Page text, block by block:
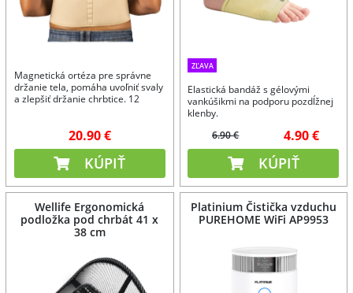
Magnetická ortéza pre správne
držanie tela, pomáha uvoľniť svaly
a zlepšiť držanie chrbtice. 12
20.90 €
KÚPIŤ
ZĽAVA
Elastická bandáž s gélovými
vankúšikmi na podporu pozdĺžnej
klenby.
6.90 €
4.90 €
KÚPIŤ
Wellife Ergonomická
podložka pod chrbát 41 x
38 cm
Platinium Čistička vzduchu
PUREHOME WiFi AP9953